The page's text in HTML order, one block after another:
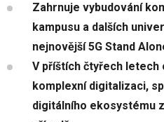
Zahrnuje vybudování
kampusu a dalších
nejnovější 5G Stand
V příštích čtyřech letech
komplexní digitalizaci,
digitálního ekosystému